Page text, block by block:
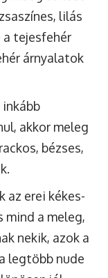
lilás
tejesfehér
árnyalatok
inkább
akkor meleg
bézses,
az erei kékes-
a meleg,
nekik, azok a
legtöbb nude